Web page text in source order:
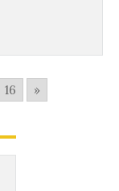
16 »